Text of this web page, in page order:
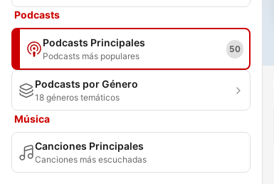
Podcasts
Podcasts Principales
Podcasts más populares
50
Podcasts por Género
18 géneros temáticos
Música
Canciones Principales
Canciones más escuchadas